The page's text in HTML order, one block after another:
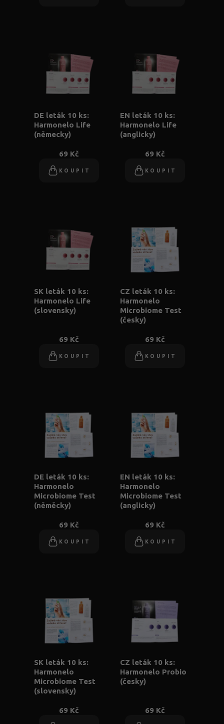
DE leták 10 ks:
Harmonelo Life
(německy)
69 Kč
KOUPIT
EN leták 10 ks:
Harmonelo Life
(anglicky)
69 Kč
KOUPIT
SK leták 10 ks:
Harmonelo Life
(slovensky)
69 Kč
KOUPIT
CZ leták 10 ks:
Harmonelo
Microbiome Test
(česky)
69 Kč
KOUPIT
DE leták 10 ks:
Harmonelo
Microbiome Test
(něměcky)
69 Kč
KOUPIT
EN leták 10 ks:
Harmonelo
Microbiome Test
(anglicky)
69 Kč
KOUPIT
SK leták 10 ks:
Harmonelo
Microbiome Test
(slovensky)
69 Kč
CZ leták 10 ks:
Harmonelo Probio
(česky)
69 Kč